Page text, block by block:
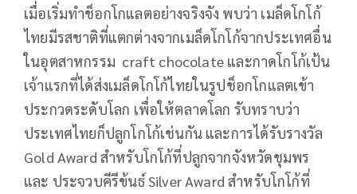
เมื่อเริ่มทำช็อกโกแลตอย่างจริงจัง พบว่า เมล็ดโกโก้
ไทยมีรสชาติที่แตกต่างจากเมล็ดโกโก้จากประเทศอื่น
ในอุตสาหกรรม craft chocolate และกาดโกโก้เป้น
เจ้าแรกที่ได้ส่งเมล็ดโกโก้ไทยในรูปช็อกโกแลตเข้า
ประกวดระดับโลก เพื่อให้ตลาดโลก รับทราบว่า
ประเทศไทยก็ปลูกโกโก้เช่นกัน และการได้รับรางวัล
Gold Award สำหรับโกโก้ที่ปลูกจากจังหวัดชุมพร
และ ประจวบคีรีข้นธ์ Silver Award สำหรับโกโก้ที่